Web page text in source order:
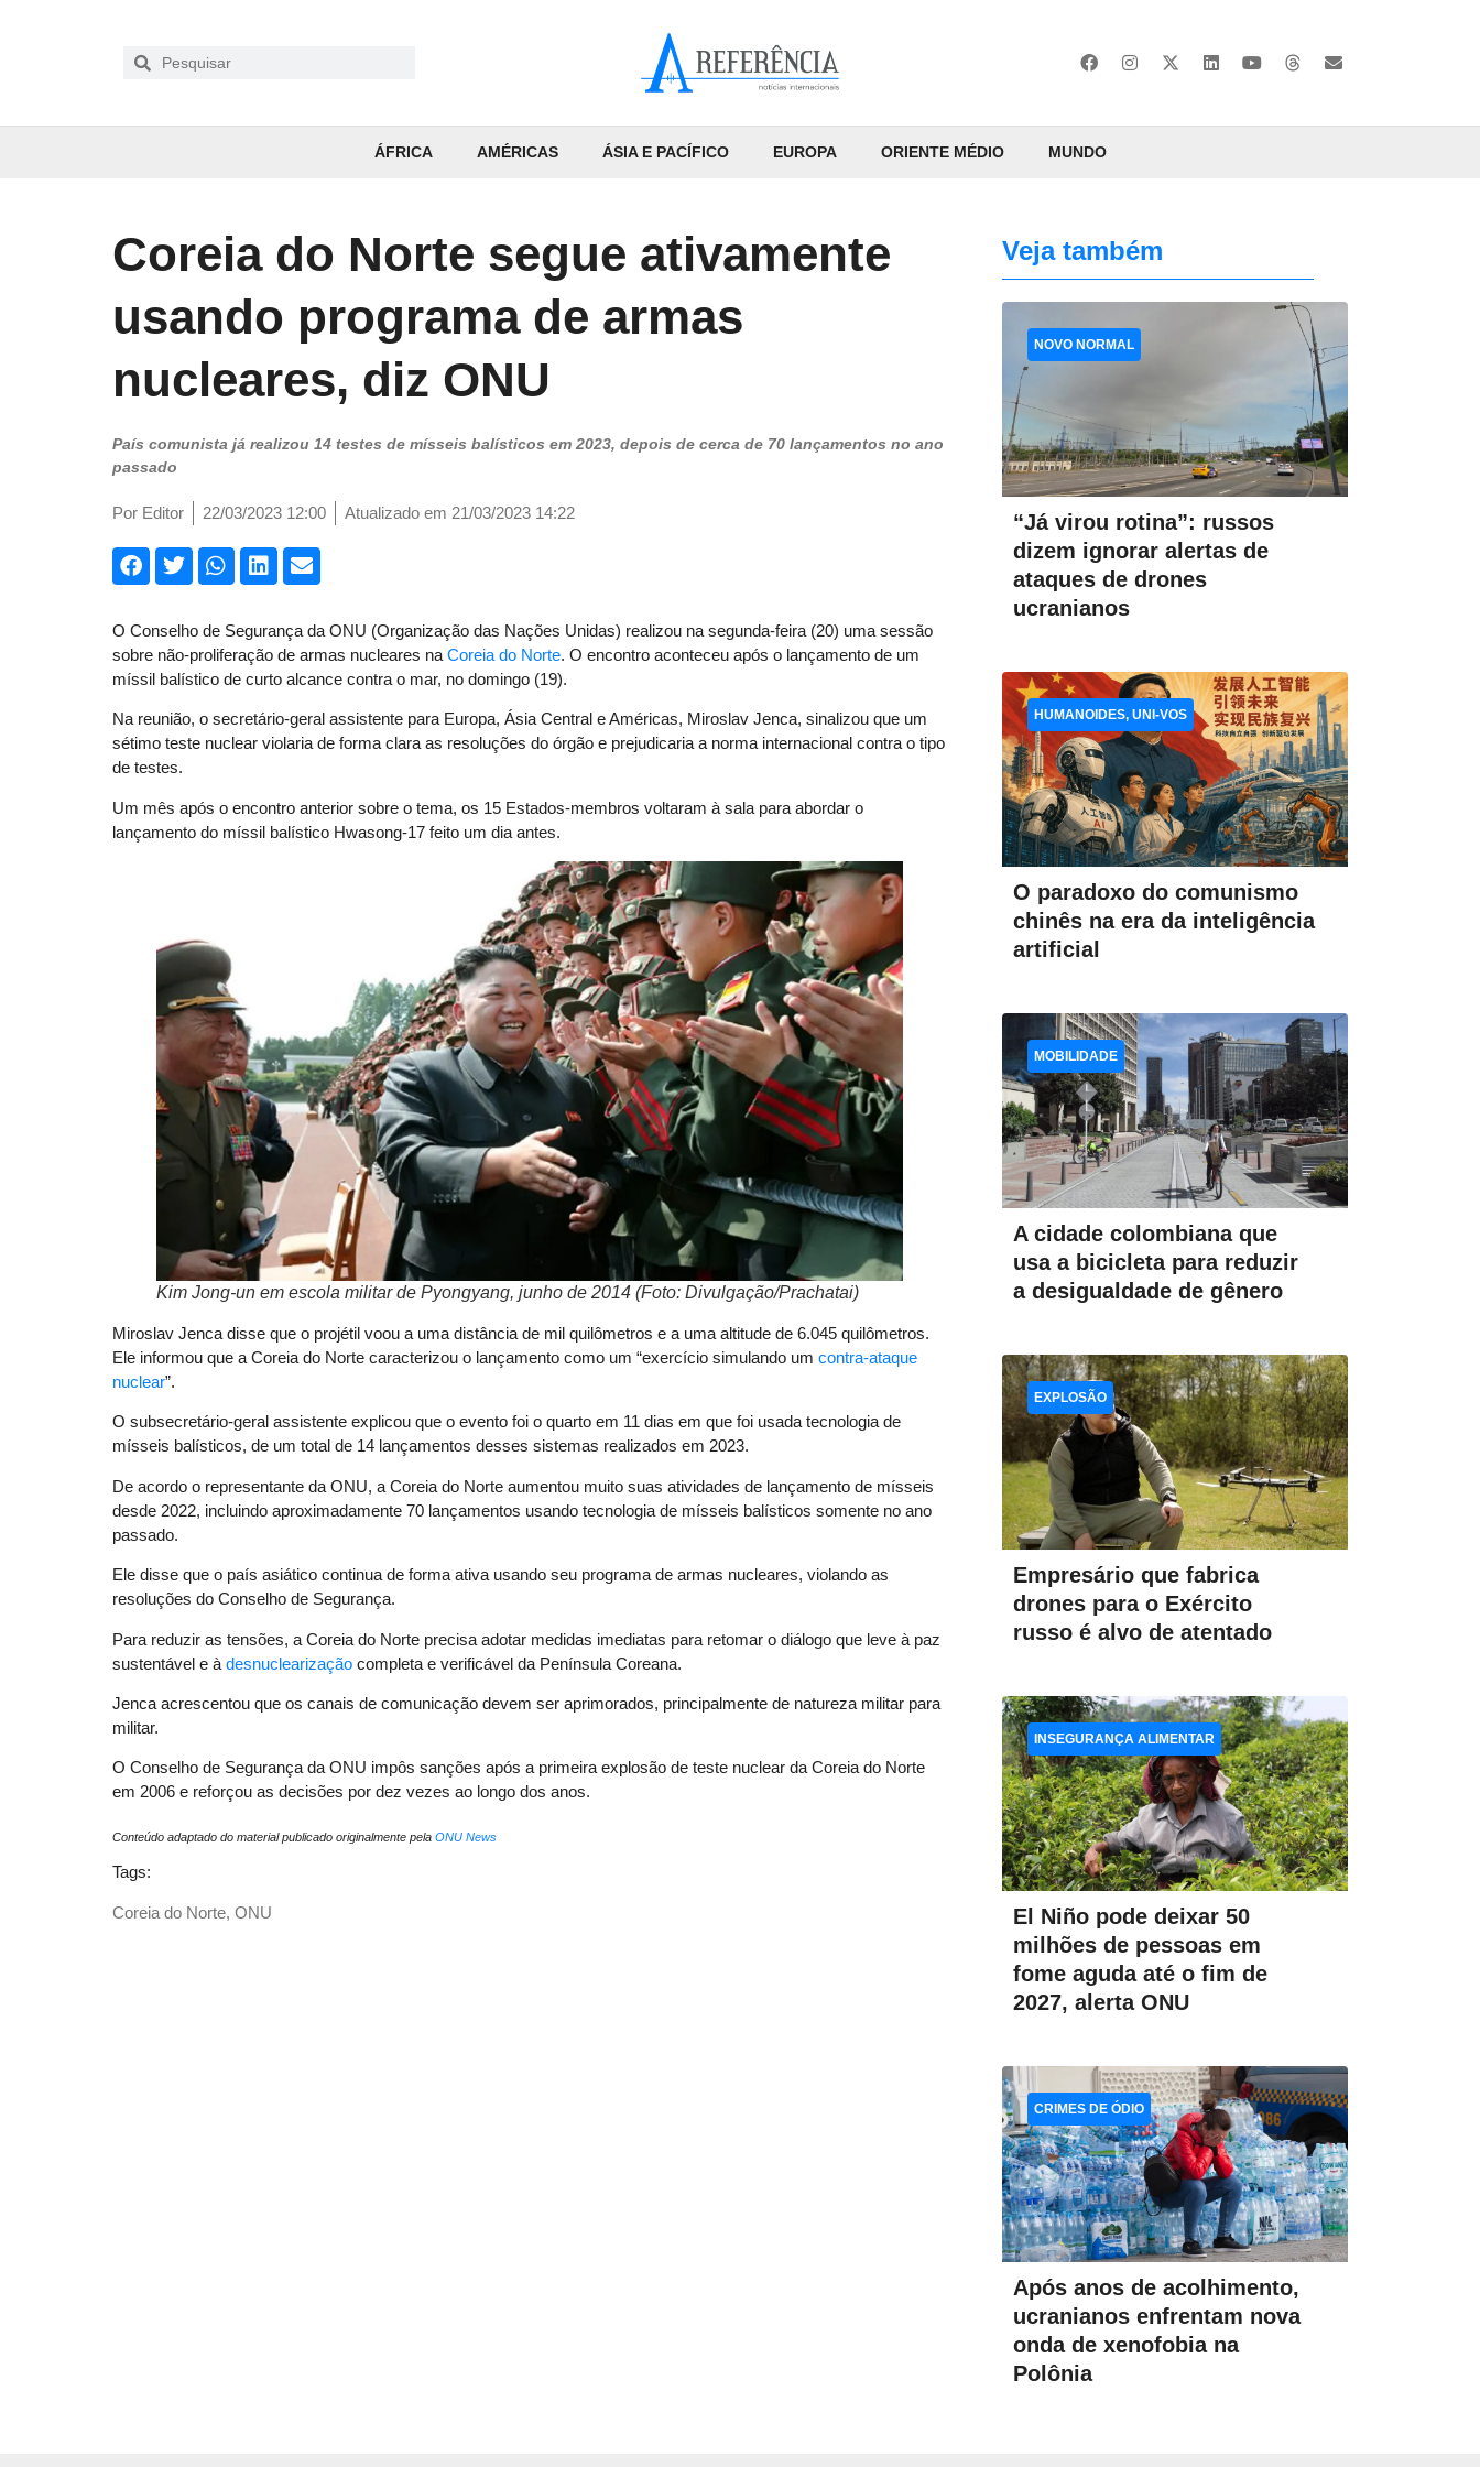
ÁFRICA AMÉRICAS ÁSIA E PACÍFICO EUROPA ORIENTE MÉDIO MUNDO
Coreia do Norte segue ativamente
usando programa de armas
nucleares, diz ONU
País comunista já realizou 14 testes de mísseis balísticos em 2023, depois de cerca de 70 lançamentos no ano
passado
Por Editor 22/03/2023 12:00 Atualizado em 21/03/2023 14:22
O Conselho de Segurança da ONU (Organização das Nações Unidas) realizou na segunda-feira (20) uma sessão
sobre não-proliferação de armas nucleares na Coreia do Norte. O encontro aconteceu após o lançamento de um
míssil balístico de curto alcance contra o mar, no domingo (19).
Na reunião, o secretário-geral assistente para Europa, Ásia Central e Américas, Miroslav Jenca, sinalizou que um
sétimo teste nuclear violaria de forma clara as resoluções do órgão e prejudicaria a norma internacional contra o tipo
de testes.
Um mês após o encontro anterior sobre o tema, os 15 Estados-membros voltaram à sala para abordar o
lançamento do míssil balístico Hwasong-17 feito um dia antes.
Kim Jong-un em escola militar de Pyongyang, junho de 2014 (Foto: Divulgação/Prachatai)
Miroslav Jenca disse que o projétil voou a uma distância de mil quilômetros e a uma altitude de 6.045 quilômetros.
Ele informou que a Coreia do Norte caracterizou o lançamento como um “exercício simulando um contra-ataque
nuclear”.
O subsecretário-geral assistente explicou que o evento foi o quarto em 11 dias em que foi usada tecnologia de
mísseis balísticos, de um total de 14 lançamentos desses sistemas realizados em 2023.
De acordo o representante da ONU, a Coreia do Norte aumentou muito suas atividades de lançamento de mísseis
desde 2022, incluindo aproximadamente 70 lançamentos usando tecnologia de mísseis balísticos somente no ano
passado.
Ele disse que o país asiático continua de forma ativa usando seu programa de armas nucleares, violando as
resoluções do Conselho de Segurança.
Para reduzir as tensões, a Coreia do Norte precisa adotar medidas imediatas para retomar o diálogo que leve à paz
sustentável e à desnuclearização completa e verificável da Península Coreana.
Jenca acrescentou que os canais de comunicação devem ser aprimorados, principalmente de natureza militar para
militar.
O Conselho de Segurança da ONU impôs sanções após a primeira explosão de teste nuclear da Coreia do Norte
em 2006 e reforçou as decisões por dez vezes ao longo dos anos.
Conteúdo adaptado do material publicado originalmente pela ONU News
Tags:
Coreia do Norte, ONU
Veja também
“Já virou rotina”: russos
dizem ignorar alertas de
ataques de drones
ucranianos
NOVO NORMAL
O paradoxo do comunismo
chinês na era da inteligência
artificial
HUMANOIDES, UNI-VOS
A cidade colombiana que
usa a bicicleta para reduzir
a desigualdade de gênero
MOBILIDADE
Empresário que fabrica
drones para o Exército
russo é alvo de atentado
EXPLOSÃO
El Niño pode deixar 50
milhões de pessoas em
fome aguda até o fim de
2027, alerta ONU
INSEGURANÇA ALIMENTAR
Após anos de acolhimento,
ucranianos enfrentam nova
onda de xenofobia na
Polônia
CRIMES DE ÓDIO